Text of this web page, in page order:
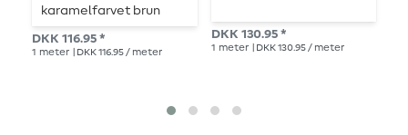
karamelfarvet brun
DKK 116.95 *
1 meter | DKK 116.95 / meter
DKK 130.95 *
1 meter | DKK 130.95 / meter